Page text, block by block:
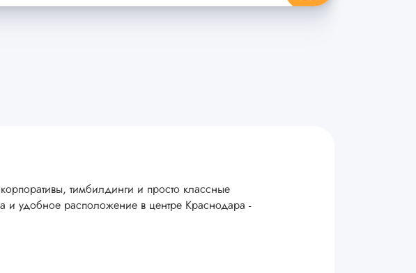
тимбилдинги и просто классные
и удобное расположение в центре Краснодара -